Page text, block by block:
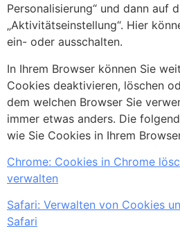
Personalisierung“ und dann auf
„Aktivitätseinstellung“. Hier
ein- oder ausschalten.
In Ihrem Browser können Sie
Cookies deaktivieren, löschen
dem welchen Browser Sie
immer etwas anders. Die
wie Sie Cookies in Ihrem
Chrome: Cookies in Chrome
verwalten
Safari: Verwalten von Cookies
Safari